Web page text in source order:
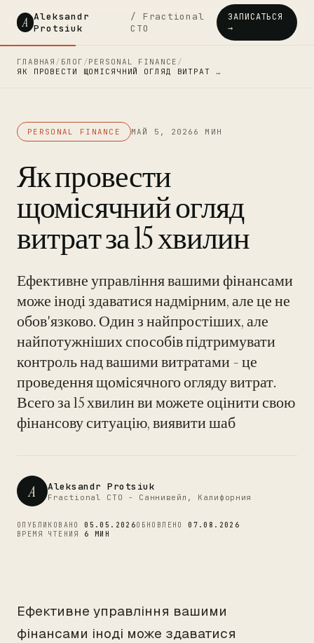
A Aleksandr
Protsiuk
/ Fractional
CTO
ЗАПИСАТЬСЯ
→
ГЛАВНАЯ / БЛОГ /PERSONAL FINANCE /
ЯК ПРОВЕСТИ ЩОМІСЯЧНИЙ ОГЛЯД ВИТРАТ …
PERSONAL FINANCE МАЙ 5, 2026 6 МИН
Як провести
щомісячний огляд
витрат за 15 хвилин
Ефективне управління вашими фінансами
може іноді здаватися надмірним, але це не
обов'язково. Один з найпростіших, але
найпотужніших способів підтримувати
контроль над вашими витратами - це
проведення щомісячного огляду витрат.
Всего за 15 хвилин ви можете оцінити свою
фінансову ситуацію, виявити шаб
A Aleksandr Protsiuk
Fractional CTO - Саннивейл, Калифорния
ОПУБЛИКОВАНО05.05.2026ОБНОВЛЕНО07.08.2026
ВРЕМЯ ЧТЕНИЯ 6 МИН
Ефективне управління вашими
фінансами іноді може здаватися